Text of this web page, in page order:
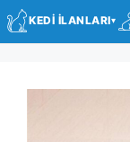
KEDİ İLANLARI▾